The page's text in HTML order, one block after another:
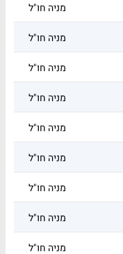
מניה חו"ל
מניה חו"ל
מניה חו"ל
מניה חו"ל
מניה חו"ל
מניה חו"ל
מניה חו"ל
מניה חו"ל
מניה חו"ל